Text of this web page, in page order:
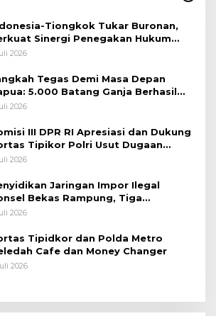
Tiongkok Tukar Buronan,
Sinergi Penegakan Hukum
Negara
2026
Tegas Demi Masa Depan
5.000 Batang Ganja Berhasil
Koops TNI Habema
2026
III DPR RI Apresiasi dan Dukung
Tipikor Polri Usut Dugaan
Batu Bara
2026
Jaringan Impor Ilegal
Bekas Rampung, Tiga
Sudah P-21 dan Satu Buron
2026
Tipidkor dan Polda Metro
Cafe dan Money Changer
2026